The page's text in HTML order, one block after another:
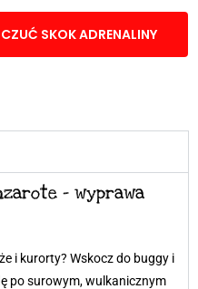
SKOK ADRENALINY
– wyprawa
i kurorty? Wskocz do buggy i
po surowym, wulkanicznym